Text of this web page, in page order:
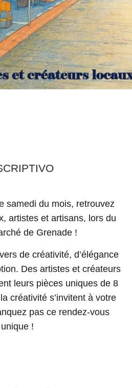
samedi du mois, retrouvez
artistes et artisans, lors du
de Grenade !
de créativité, d’élégance
Des artistes et créateurs
leurs pièces uniques de 8
créativité s’invitent à votre
pas ce rendez-vous
unique !